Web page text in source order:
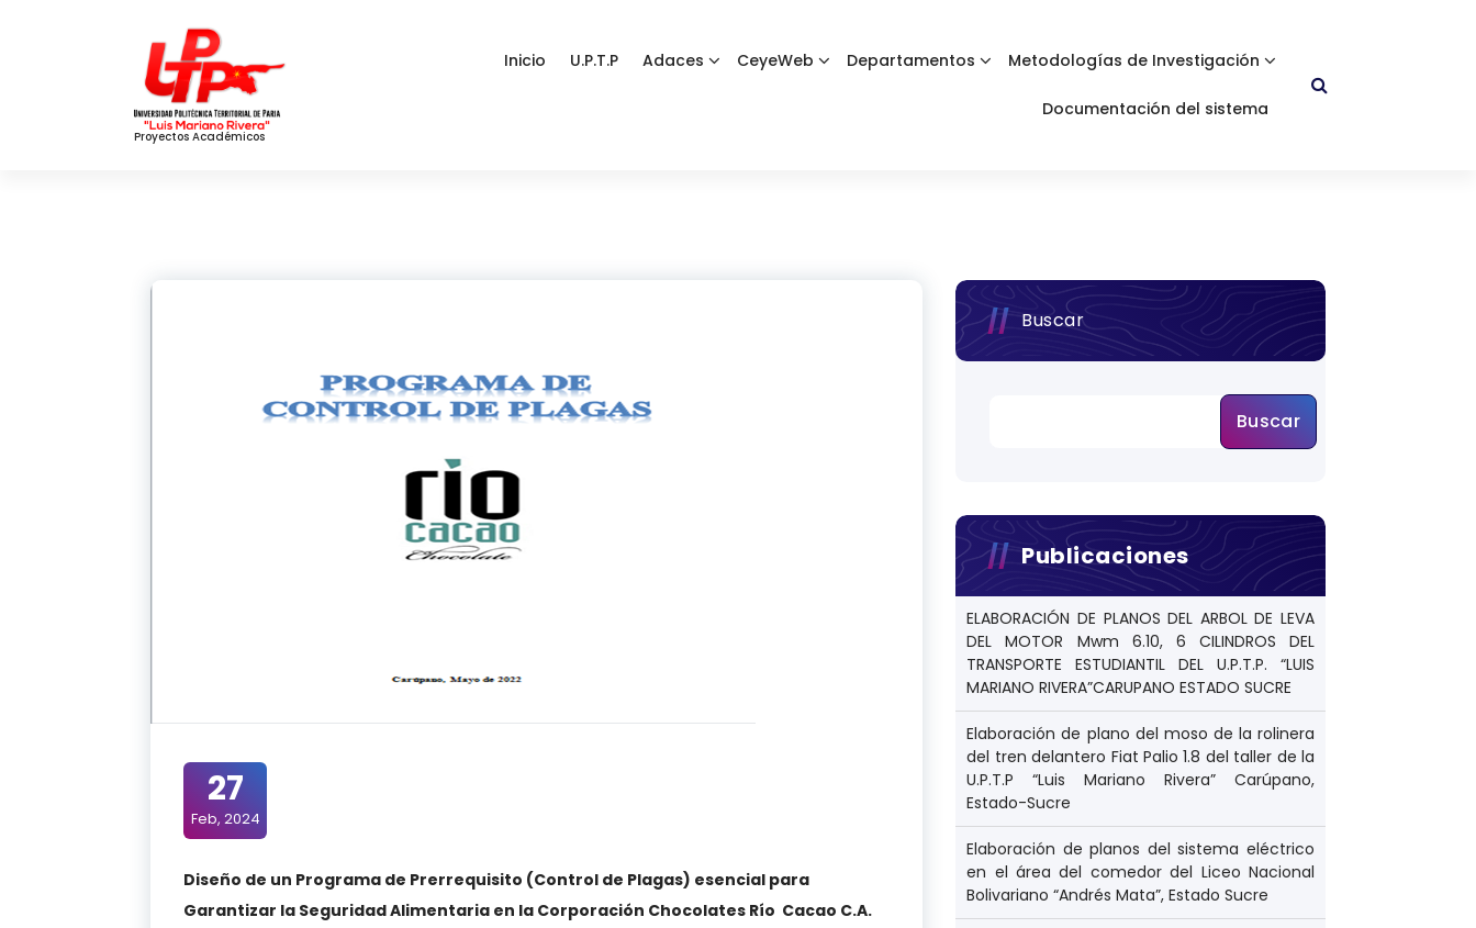
Proyectos Académicos
Inicio U.P.T.P Adaces CeyeWeb Departamentos Metodologías de Investigación
Documentación del sistema
27
Feb, 2024
Diseño de un Programa de Prerrequisito (Control de Plagas) esencial para
Garantizar la Seguridad Alimentaria en la Corporación Chocolates Río Cacao C.A.
Buscar
Buscar
Publicaciones
ELABORACIÓN DE PLANOS DEL ARBOL DE LEVA
DEL MOTOR Mwm 6.10, 6 CILINDROS DEL
TRANSPORTE ESTUDIANTIL DEL U.P.T.P. “LUIS
MARIANO RIVERA”CARUPANO ESTADO SUCRE
Elaboración de plano del moso de la rolinera
del tren delantero Fiat Palio 1.8 del taller de la
U.P.T.P “Luis Mariano Rivera” Carúpano,
Estado-Sucre
Elaboración de planos del sistema eléctrico
en el área del comedor del Liceo Nacional
Bolivariano “Andrés Mata”, Estado Sucre